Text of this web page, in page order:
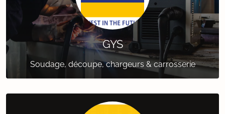
GYS
Soudage, découpe, chargeurs & carrosserie